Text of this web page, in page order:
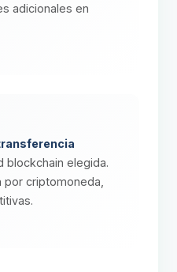
adicionales en
blockchain elegida.
por criptomoneda,